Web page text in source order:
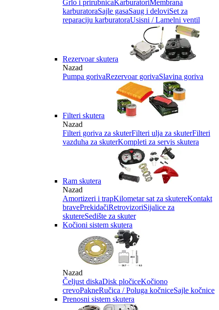
Grlo i prirubnicaKarburatoriMembrana
karburatoraSajle gasaSaug i deloviSet za
reparaciju karburatoraUsisni / Lamelni ventil
Rezervoar skutera
Nazad
Pumpa gorivaRezervoar gorivaSlavina goriva
Filteri skutera
Nazad
Filteri goriva za skuterFilteri ulja za skuterFilteri
vazduha za skuterKompleti za servis skutera
Ram skutera
Nazad
Amortizeri i trapKilometar sat za skutereKontakt
bravePrekidačiRetrovizoriSijalice za
skutereSedište za skuter
Kočioni sistem skutera
Nazad
Čeljust diskaDisk pločiceKočiono
crevoPakneRučica / Poluga kočniceSajle kočnice
Prenosni sistem skutera